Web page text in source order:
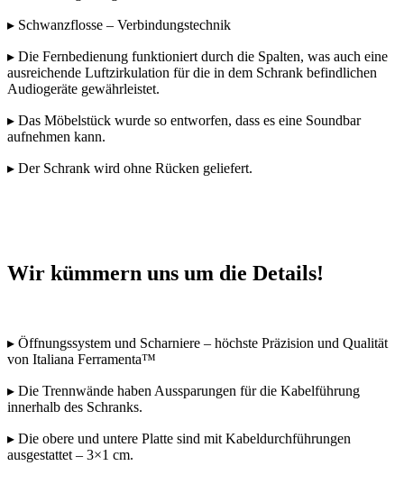
▸ Schwanzflosse – Verbindungstechnik
▸ Die Fernbedienung funktioniert durch die Spalten, was auch eine
ausreichende Luftzirkulation für die in dem Schrank befindlichen
Audiogeräte gewährleistet.
▸ Das Möbelstück wurde so entworfen, dass es eine Soundbar
aufnehmen kann.
▸ Der Schrank wird ohne Rücken geliefert.
Wir kümmern uns um die Details!
▸ Öffnungssystem und Scharniere – höchste Präzision und Qualität
von Italiana Ferramenta™
▸ Die Trennwände haben Aussparungen für die Kabelführung
innerhalb des Schranks.
▸ Die obere und untere Platte sind mit Kabeldurchführungen
ausgestattet – 3×1 cm.